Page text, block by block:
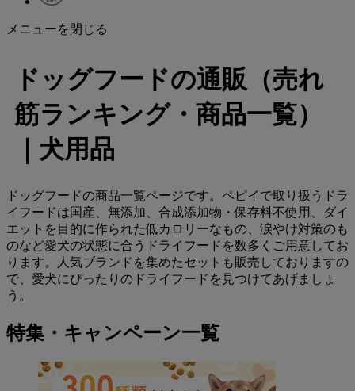
メニューを閉じる
ドッグフードの通販（売れ
筋ランキング・商品一覧）
｜犬用品
ドッグフードの商品一覧ページです。ペピイで取り扱うドラ
イフードは国産、無添加、合成添加物・保存料不使用、ダイ
エットを目的に作られた低カロリーなもの、涙やけ対策のも
のなど愛犬の状態に合うドライフードを数多くご用意してお
ります。人気ブランドを集めたセットも販売しておりますの
で、愛犬にぴったりのドライフードを見つけてあげましょ
う。
特集・キャンペーン一覧